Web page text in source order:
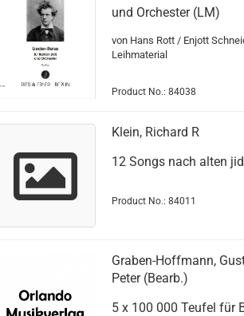
und Orchester (LM)
von Hans Rott / Enjott
Leihmaterial
Product No.: 84038
Klein, Richard R
12 Songs nach alten
Product No.: 84011
Graben-Hoffmann,
Peter (Bearb.)
5 x 100 000 Teufel für